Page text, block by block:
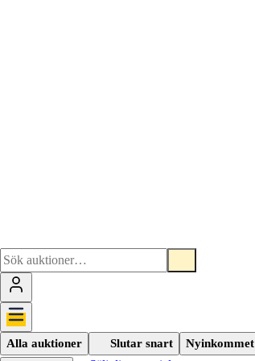
Alla auktioner Slutar snart Nyinkommet